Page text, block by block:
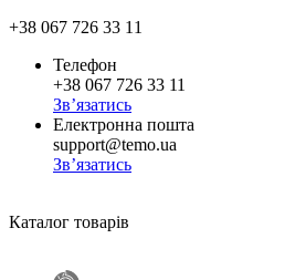
+38 067 726 33 11
Телефон
+38 067 726 33 11
Зв’язатись
Електронна пошта
support@temo.ua
Зв’язатись
Каталог товарів